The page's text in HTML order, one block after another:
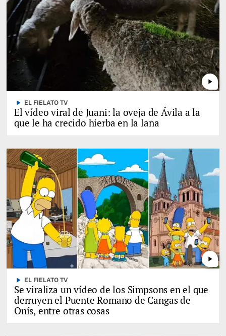
play_arrow
play_arrow EL FIELATO TV
El vídeo viral de Juani: la oveja de Ávila a la
que le ha crecido hierba en la lana
play_arrow
play_arrow EL FIELATO TV
Se viraliza un vídeo de los Simpsons en el que
derruyen el Puente Romano de Cangas de
Onís, entre otras cosas